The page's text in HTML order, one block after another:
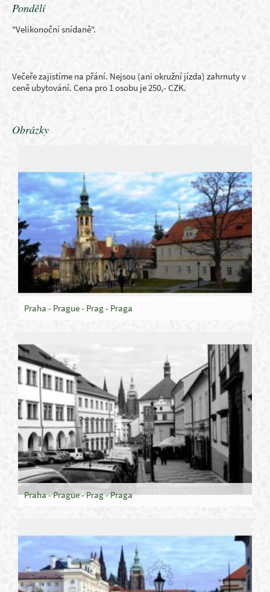
Pondělí
"Velikonoční snídaně".
Večeře zajistíme na přání. Nejsou (ani okružní jízda) zahrnuty v
ceně ubytování. Cena pro 1 osobu je 250,- CZK.
Obrázky
Praha - Prague - Prag - Praga
Praha - Prague - Prag - Praga